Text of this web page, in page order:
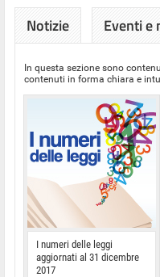
Notizie Eventi e
In questa sezione sono
contenuti in forma chiara e
I numeri delle leggi
aggiornati al 31 dicembre
2017